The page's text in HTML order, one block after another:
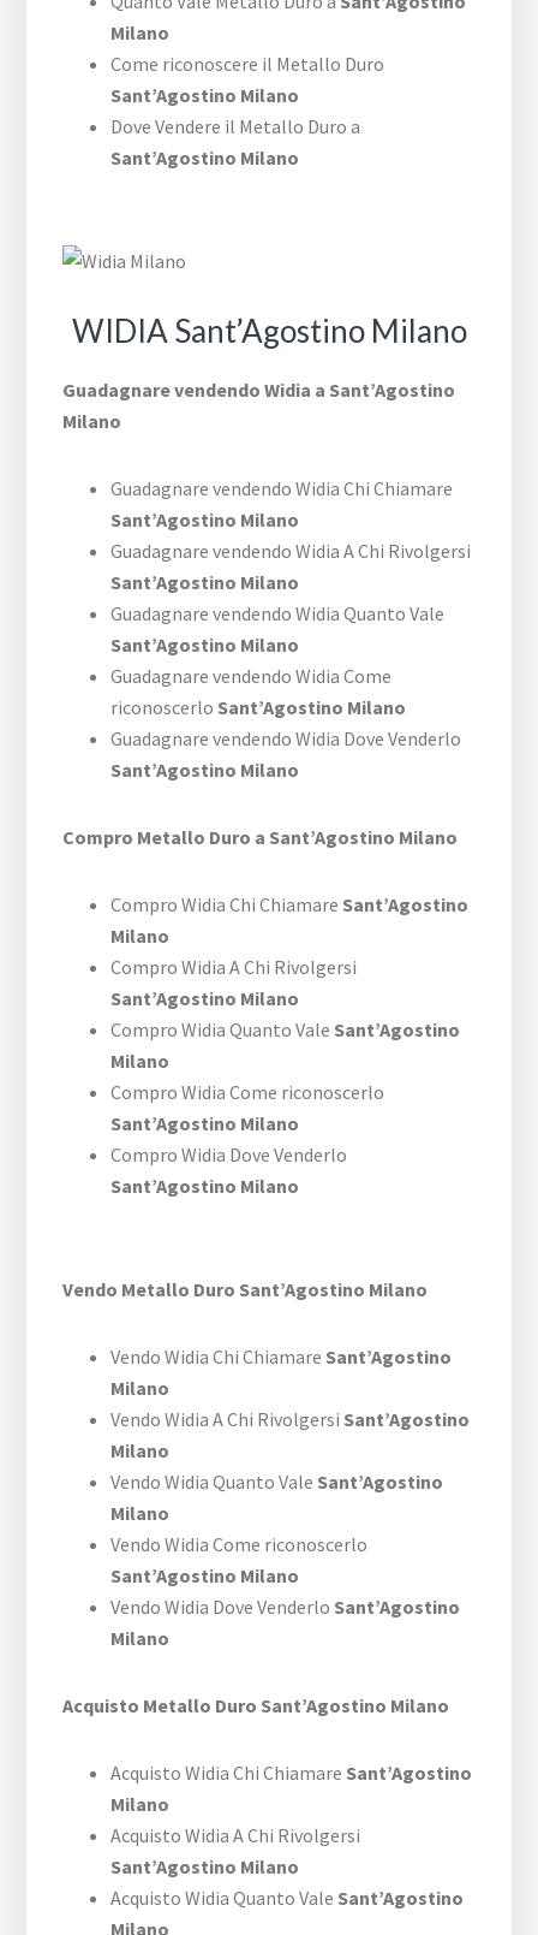
Milano
Come riconoscere il Metallo Duro
Sant’Agostino Milano
Dove Vendere il Metallo Duro a
Sant’Agostino Milano
WIDIA Sant’Agostino Milano
Guadagnare vendendo Widia a Sant’Agostino
Milano
Guadagnare vendendo Widia Chi Chiamare
Sant’Agostino Milano
Guadagnare vendendo Widia A Chi Rivolgersi
Sant’Agostino Milano
Guadagnare vendendo Widia Quanto Vale
Sant’Agostino Milano
Guadagnare vendendo Widia Come
riconoscerlo Sant’Agostino Milano
Guadagnare vendendo Widia Dove Venderlo
Sant’Agostino Milano
Compro Metallo Duro a Sant’Agostino Milano
Compro Widia Chi Chiamare Sant’Agostino
Milano
Compro Widia A Chi Rivolgersi
Sant’Agostino Milano
Compro Widia Quanto Vale Sant’Agostino
Milano
Compro Widia Come riconoscerlo
Sant’Agostino Milano
Compro Widia Dove Venderlo
Sant’Agostino Milano
Vendo Metallo Duro Sant’Agostino Milano
Vendo Widia Chi Chiamare Sant’Agostino
Milano
Vendo Widia A Chi Rivolgersi Sant’Agostino
Milano
Vendo Widia Quanto Vale Sant’Agostino
Milano
Vendo Widia Come riconoscerlo
Sant’Agostino Milano
Vendo Widia Dove Venderlo Sant’Agostino
Milano
Acquisto Metallo Duro Sant’Agostino Milano
Acquisto Widia Chi Chiamare Sant’Agostino
Milano
Acquisto Widia A Chi Rivolgersi
Sant’Agostino Milano
Acquisto Widia Quanto Vale Sant’Agostino
Milano